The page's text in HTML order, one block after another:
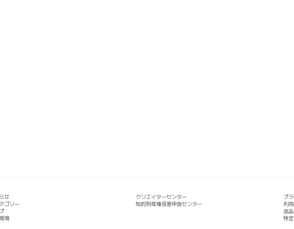
せ
ゴリー
境
クリエイターセンター
知的財産権侵害申告センター
プ
利
返
特